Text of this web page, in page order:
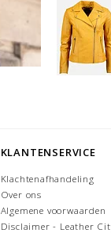
KLANTENSERVICE
Klachtenafhandeling
Over ons
Algemene voorwaarden
Disclaimer - Leather